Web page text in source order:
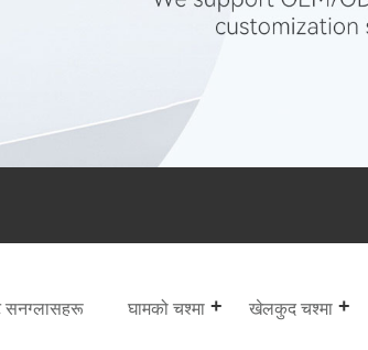
सनग्लासहरू घामको चश्मा खेलकुद चश्मा